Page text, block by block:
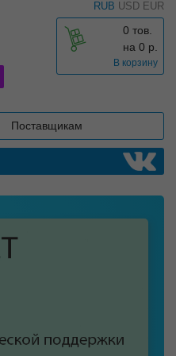
RUB USD EUR
0 тов.
на 0 р.
В корзину
Поставщикам